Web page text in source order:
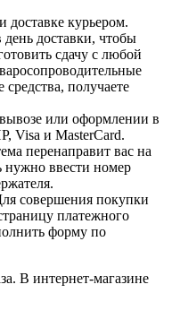
курьером.
доставки, чтобы
сдачу с любой
получаете
или оформлении в
Visa и MasterCard.
перенаправит вас на
нужно ввести номер
совершения покупки
платежного
форму по
В интернет-магазине